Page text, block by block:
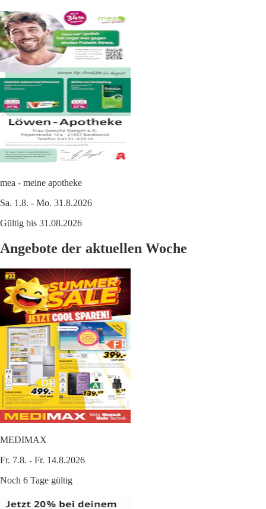
mea - meine apotheke
Sa. 1.8. - Mo. 31.8.2026
Gültig bis 31.08.2026
Angebote der aktuellen Woche
MEDIMAX
Fr. 7.8. - Fr. 14.8.2026
Noch 6 Tage gültig